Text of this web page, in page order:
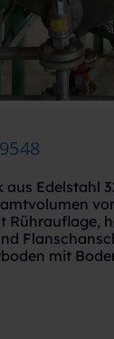
aus Edelstahl
Rührauflage,
mit